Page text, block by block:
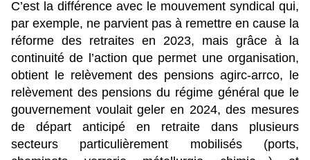
C’est la différence avec le mouvement syndical qui,
par exemple, ne parvient pas à remettre en cause la
réforme des retraites en 2023, mais grâce à la
continuité de l’action que permet une organisation,
obtient le relèvement des pensions agirc-arrco, le
relèvement des pensions du régime général que le
gouvernement voulait geler en 2024, des mesures
de départ anticipé en retraite dans plusieurs
secteurs particulièrement mobilisés (ports,